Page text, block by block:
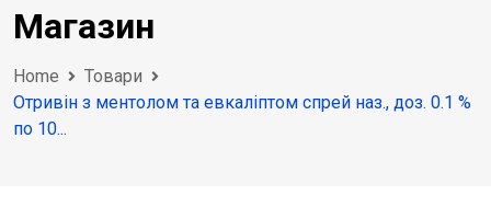
Магазин
Home
Товари
Отривін з ментолом та евкаліптом спрей наз., доз. 0.1 %
по 10...